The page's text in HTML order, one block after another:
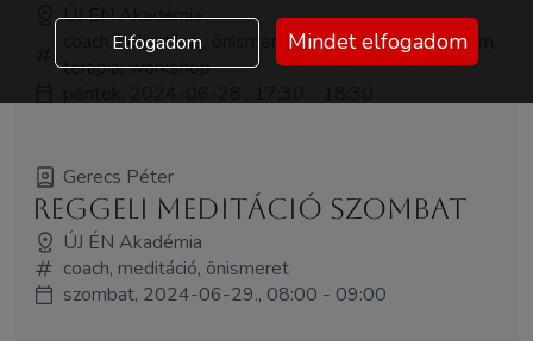
ÚJ ÉN Akadémia
coach, holisztikus, önismeret, pszichológia, tanfolyam,
terápia, workshop
Gerecs Péter
Reggeli Meditáció Szombat
ÚJ ÉN Akadémia
coach, meditáció, önismeret
szombat, 2024-06-29., 08:00 - 09:00
Elfogadom Mindet elfogadom